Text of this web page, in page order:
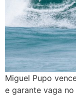
Miguel Pupo
e garante vaga